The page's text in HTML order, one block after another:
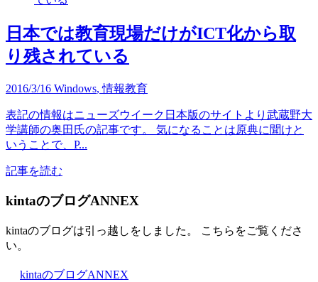
日本では教育現場だけがICT化から取
り残されている
2016/3/16 Windows,情報教育
表記の情報はニューズウイーク日本版のサイトより武蔵野大
学講師の奥田氏の記事です。 気になることは原典に聞けと
いうことで、P...
記事を読む
kintaのブログANNEX
kintaのブログは引っ越しをしました。 こちらをご覧くださ
い。
kintaのブログANNEX